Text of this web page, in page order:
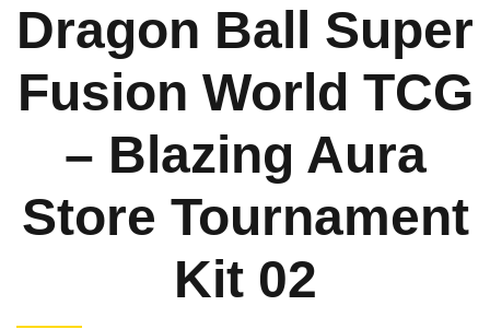
Dragon Ball Super
Fusion World TCG
– Blazing Aura
Store Tournament
Kit 02